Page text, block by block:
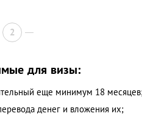
2
для визы:
еще минимум 18
денег и вложения их;